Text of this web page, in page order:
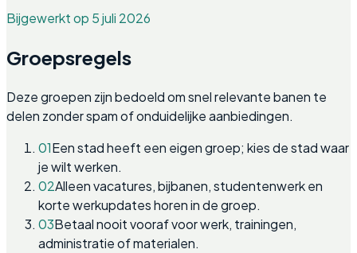
Bijgewerkt op 5 juli 2026
Groepsregels
Deze groepen zijn bedoeld om snel relevante banen te
delen zonder spam of onduidelijke aanbiedingen.
01Een stad heeft een eigen groep; kies de stad waar
je wilt werken.
02Alleen vacatures, bijbanen, studentenwerk en
korte werkupdates horen in de groep.
03Betaal nooit vooraf voor werk, trainingen,
administratie of materialen.